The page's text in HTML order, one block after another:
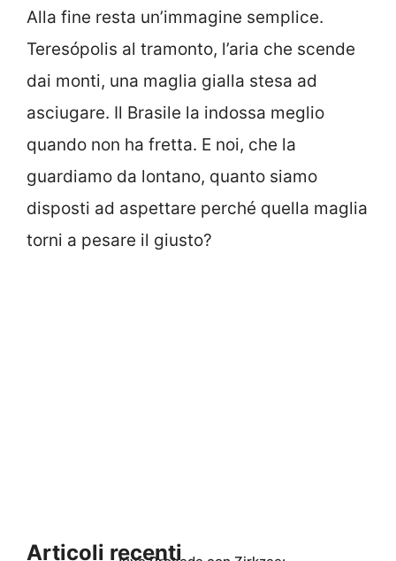
Alla fine resta un’immagine semplice.
Teresópolis al tramonto, l’aria che scende
dai monti, una maglia gialla stesa ad
asciugare. Il Brasile la indossa meglio
quando non ha fretta. E noi, che la
guardiamo da lontano, quanto siamo
disposti ad aspettare perché quella maglia
torni a pesare il giusto?
Articoli recenti